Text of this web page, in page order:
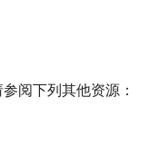
阅下列其他资源：